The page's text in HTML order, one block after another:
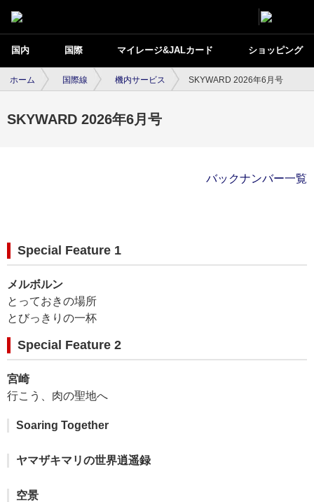
国内 国際 マイレージ&JALカード ショッピング
ホーム 国際線 機内サービス SKYWARD 2026年6月号
SKYWARD 2026年6月号
バックナンバー一覧
Special Feature 1
メルボルン
とっておきの場所
とびっきりの一杯
Special Feature 2
宮崎
行こう、肉の聖地へ
Soaring Together
ヤマザキマリの世界逍遥録
空景